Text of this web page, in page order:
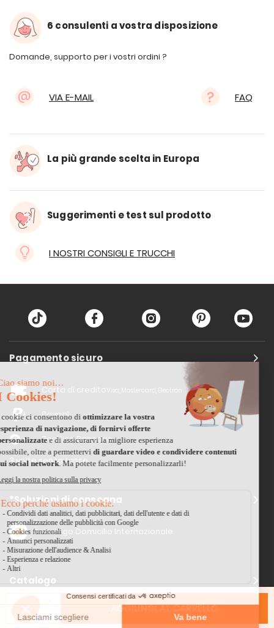
AGGIUNGI AL CARRELLO
6 consulenti a vostra disposizione
Domande, supporto per i vostri ordini ?
VIA E-MAIL FAQ
La più grande scelta in Europa
Suggerimenti e test sul prodotto
I NOSTRI CONSIGLI E TRUCCHI
Pagamento sicuro
Carta di credito Visa, Mastercard, Electron
Paypal
Bonifico Bancario
3 volte senza tasse
*Soluzioni di consegna
Delivengo Domicilio Internazionale
Catalogo